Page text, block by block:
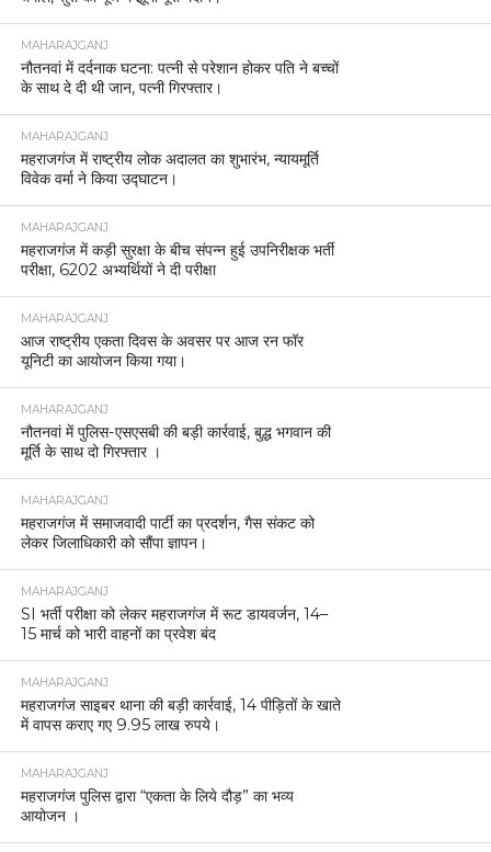
MAHARAJGANJ
नौतनवां में दर्दनाक घटना: पत्नी से परेशान होकर पति ने बच्चों
के साथ दे दी थी जान, पत्नी गिरफ्तार।
MAHARAJGANJ
महराजगंज में राष्ट्रीय लोक अदालत का शुभारंभ, न्यायमूर्ति
विवेक वर्मा ने किया उद्घाटन।
MAHARAJGANJ
महराजगंज में कड़ी सुरक्षा के बीच संपन्न हुई उपनिरीक्षक भर्ती
परीक्षा, 6202 अभ्यर्थियों ने दी परीक्षा
MAHARAJGANJ
आज राष्ट्रीय एकता दिवस के अवसर पर आज रन फॉर
यूनिटी का आयोजन किया गया।
MAHARAJGANJ
नौतनवां में पुलिस-एसएसबी की बड़ी कार्रवाई, बुद्ध भगवान की
मूर्ति के साथ दो गिरफ्तार ।
MAHARAJGANJ
महराजगंज में समाजवादी पार्टी का प्रदर्शन, गैस संकट को
लेकर जिलाधिकारी को सौंपा ज्ञापन।
MAHARAJGANJ
SI भर्ती परीक्षा को लेकर महराजगंज में रूट डायवर्जन, 14–
15 मार्च को भारी वाहनों का प्रवेश बंद
MAHARAJGANJ
महराजगंज साइबर थाना की बड़ी कार्रवाई, 14 पीड़ितों के खाते
में वापस कराए गए 9.95 लाख रुपये।
MAHARAJGANJ
महराजगंज पुलिस द्वारा “एकता के लिये दौड़” का भव्य
आयोजन ।